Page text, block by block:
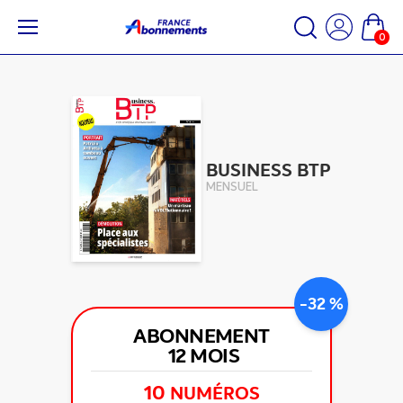
0
BUSINESS BTP
MENSUEL
-32 %
ABONNEMENT
12 MOIS
10 NUMÉROS